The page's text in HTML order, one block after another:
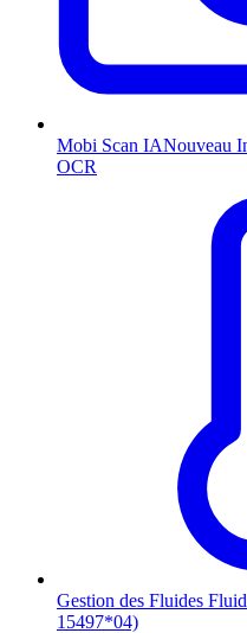
Mobi Scan IANouveau
OCR
Gestion des Fluides
15497*04)